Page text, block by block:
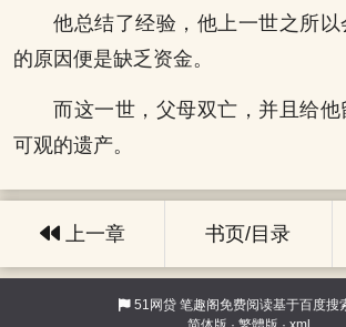
他总结了经验，他上一世之所
的原因便是缺乏资金。
而这一世，父母双亡，并且给他
可观的遗产。
上一章 书页/目录
51网贷笔趣阁免费阅读基于百度搜